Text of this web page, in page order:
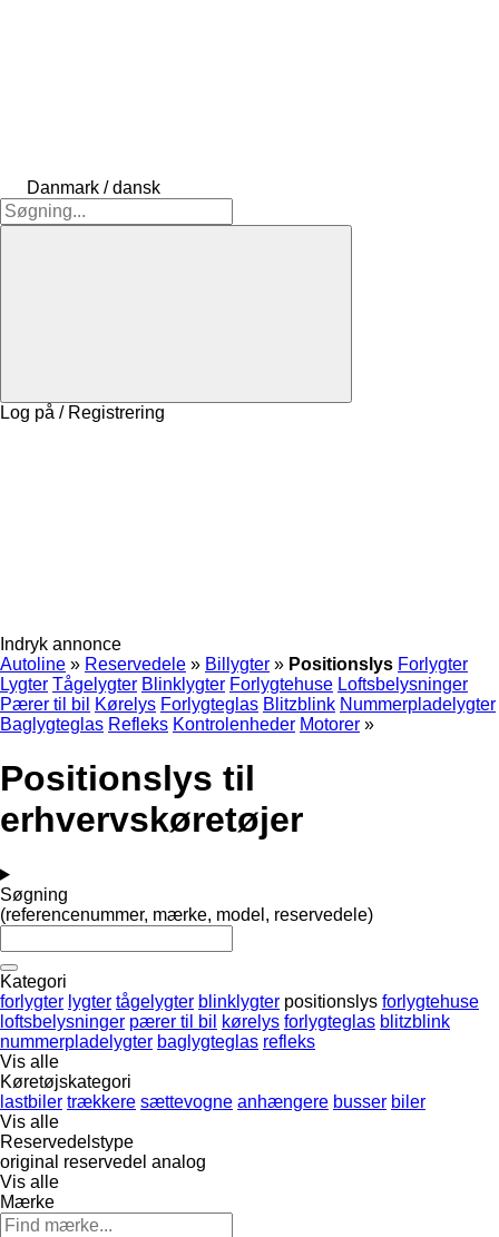
Danmark / dansk
Log på / Registrering
Indryk annonce
Autoline » Reservedele » Billygter » Positionslys Forlygter
Lygter Tågelygter Blinklygter Forlygtehuse Loftsbelysninger
Pærer til bil
Kørelys Forlygteglas Blitzblink Nummerpladelygter
Baglygteglas Refleks Kontrolenheder Motorer »
Positionslys til
erhvervskøretøjer
Søgning
(referencenummer, mærke, model, reservedele)
Kategori
forlygter lygter tågelygter blinklygter positionslys forlygtehuse
loftsbelysninger pærer til bil kørelys forlygteglas blitzblink
nummerpladelygter baglygteglas refleks
Vis alle
Køretøjskategori
lastbiler trækkere sættevogne anhængere busser biler
Vis alle
Reservedelstype
original reservedel analog
Vis alle
Mærke